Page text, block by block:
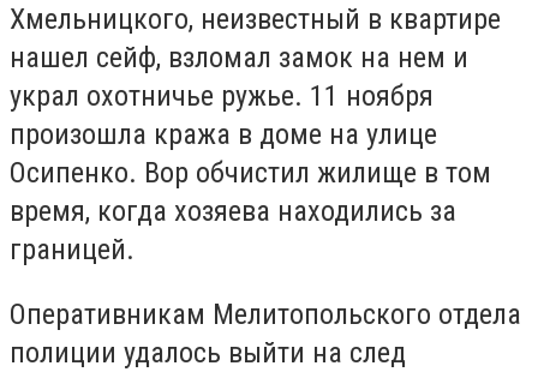
Хмельницкого, неизвестный в квартире
нашел сейф, взломал замок на нем и
украл охотничье ружье. 11 ноября
произошла кража в доме на улице
Осипенко. Вор обчистил жилище в том
время, когда хозяева находились за
границей.
Оперативникам Мелитопольского отдела
полиции удалось выйти на след